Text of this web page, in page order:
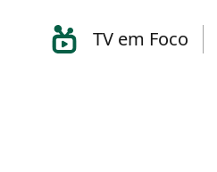
TV em Foco